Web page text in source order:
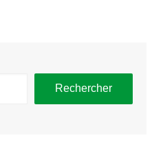
Rechercher